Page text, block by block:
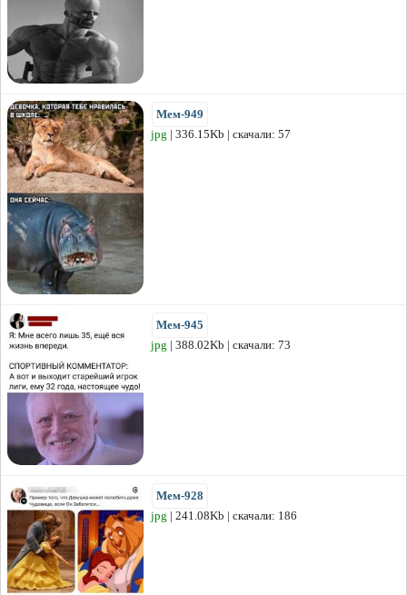
Мем-949
jpg | 336.15Kb | скачали: 57
Мем-945
jpg | 388.02Kb | скачали: 73
Мем-928
jpg | 241.08Kb | скачали: 186